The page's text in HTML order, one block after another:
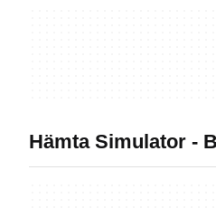
Hämta Simulator -